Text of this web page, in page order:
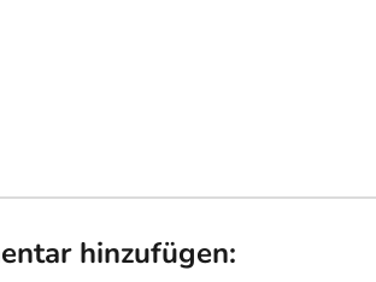
hinzufügen: